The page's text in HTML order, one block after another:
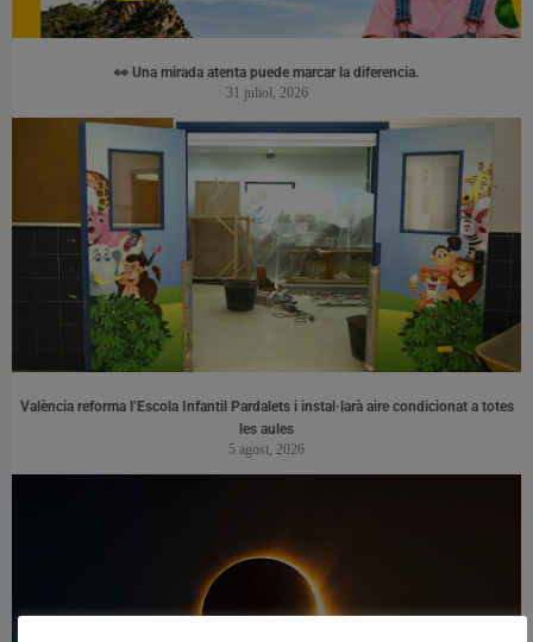
👀 Una mirada atenta puede marcar la diferencia.
31 juliol, 2026
València reforma l’Escola Infantil Pardalets i instal·larà aire condicionat a totes
les aules
5 agost, 2026